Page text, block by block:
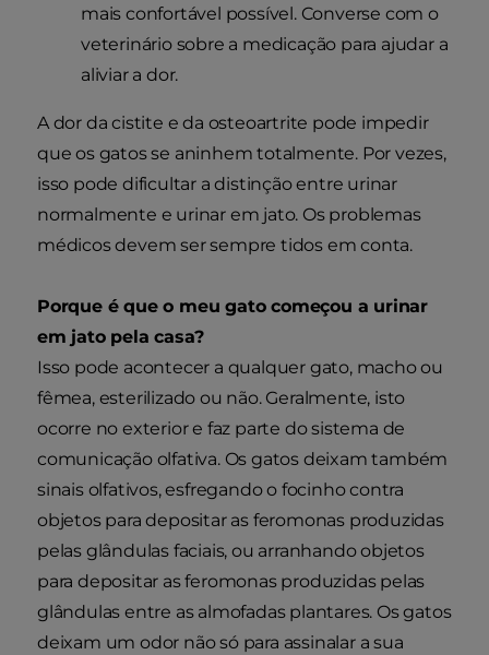
mais confortável possível. Converse com o
veterinário sobre a medicação para ajudar a
aliviar a dor.
A dor da cistite e da osteoartrite pode impedir
que os gatos se aninhem totalmente. Por vezes,
isso pode dificultar a distinção entre urinar
normalmente e urinar em jato. Os problemas
médicos devem ser sempre tidos em conta.
Porque é que o meu gato começou a urinar
em jato pela casa?
Isso pode acontecer a qualquer gato, macho ou
fêmea, esterilizado ou não. Geralmente, isto
ocorre no exterior e faz parte do sistema de
comunicação olfativa. Os gatos deixam também
sinais olfativos, esfregando o focinho contra
objetos para depositar as feromonas produzidas
pelas glândulas faciais, ou arranhando objetos
para depositar as feromonas produzidas pelas
glândulas entre as almofadas plantares. Os gatos
deixam um odor não só para assinalar a sua